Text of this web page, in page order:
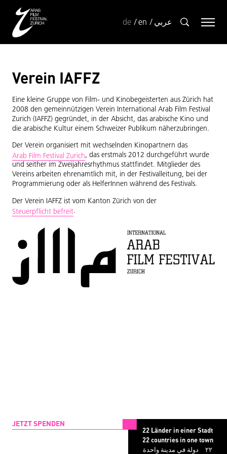
de en عربي
Verein IAFFZ
Eine kleine Gruppe von Film- und Kinobegeisterten aus Zürich hat
2008 den gemeinnützigen Verein International Arab Film Festival
Zurich (IAFFZ) gegründet, in der Absicht, das arabische Kino und
die arabische Kultur einem Schweizer Publikum näherzubringen.
Der Verein organisiert mit wechselnden Kinopartnern das
Arab Film Festival Zurich, das erstmals 2012 durchgeführt wurde
und seither im Zweijahresrhythmus stattfindet. Mitglieder des
Vereins arbeiten ehrenamtlich mit, in der Festivalleitung, bei der
Programmierung oder als HelferInnen während des Festivals.
Der Verein IAFFZ ist vom Kanton Zürich von der
Steuerpflicht befreit.
JETZT SPENDEN
22 Länder in einer Stadt
22 countries in one town
دولة في مدينة واحدة
۲۲